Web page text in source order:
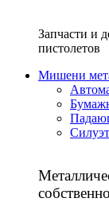
Запчасти и
пистолетов
Мишени